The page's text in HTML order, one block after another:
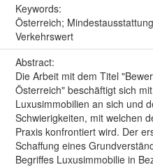
Keywords:
Österreich;
Verkehrswert
Abstract:
Die Arbeit mit dem Titel
Österreich" beschäftigt sich
Luxusimmobilien an sich und
Schwierigkeiten, mit welchen
Praxis konfrontiert wird. Der
Schaffung eines
Begriffes Luxusimmobilie in